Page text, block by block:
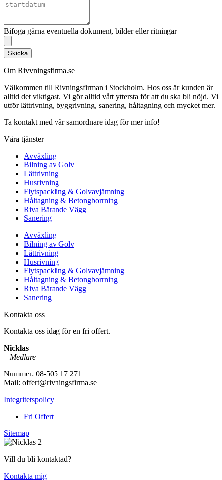
Bifoga gärna eventuella dokument, bilder eller ritningar
Skicka
Om Rivvningsfirma.se
Välkommen till Rivningsfirman i Stockholm. Hos oss är kunden är
alltid det viktigast. Vi gör alltid vårt yttersta för att du ska bli nöjd. Vi
utför lättrivning, byggrivning, sanering, håltagning och mycket mer.
Ta kontakt med vår samordnare idag för mer info!
Våra tjänster
Avväxling
Bilning av Golv
Lättrivning
Husrivning
Flytspackling & Golvavjämning
Håltagning & Betongborrning
Riva Bärande Vägg
Sanering
Avväxling
Bilning av Golv
Lättrivning
Husrivning
Flytspackling & Golvavjämning
Håltagning & Betongborrning
Riva Bärande Vägg
Sanering
Kontakta oss
Kontakta oss idag för en fri offert.
Nicklas
– Medlare
Nummer: 08-505 17 271
Mail: offert@rivningsfirma.se
Integritetspolicy
Fri Offert
Sitemap
Vill du bli kontaktad?
Kontakta mig